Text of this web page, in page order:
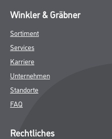
Winkler & Gräbner
Sortiment
Services
Karriere
Unternehmen
Standorte
FAQ
Rechtliches